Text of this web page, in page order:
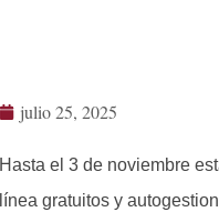
julio 25, 2025
Hasta el 3 de noviembre
línea gratuitos y